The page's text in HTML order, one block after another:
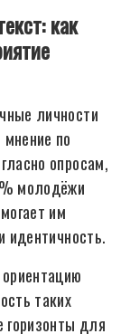
как
личности
по
опросам,
молодёжи
им
идентичность.
таких
горизонты для